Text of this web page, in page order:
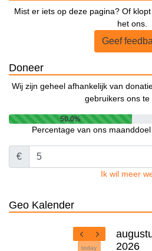
Mist er iets op deze pagina? Of
het ons.
Geef
Doneer
Wij zijn geheel afhankelijk van
gebruikers ons te
50.0%
Percentage van ons
€
Ik wil meer
Geo Kalender
today
2026